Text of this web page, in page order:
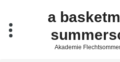
springen
a
Akademie